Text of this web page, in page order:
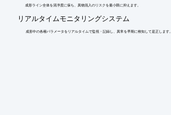
成形ライン全体を清浄度に保ち、異物混入のリスクを最小限に抑えます。
リアルタイムモニタリングシステム
成形中の各種パラメータをリアルタイムで監視・記録し、異常を早期に検知して是正します。